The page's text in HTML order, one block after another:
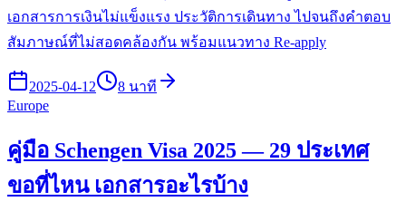
เอกสารการเงินไม่แข็งแรง ประวัติการเดินทาง ไปจนถึงคำตอบ
สัมภาษณ์ที่ไม่สอดคล้องกัน พร้อมแนวทาง Re-apply
2025-04-12
8 นาที
Europe
คู่มือ Schengen Visa 2025 — 29 ประเทศ
ขอที่ไหน เอกสารอะไรบ้าง